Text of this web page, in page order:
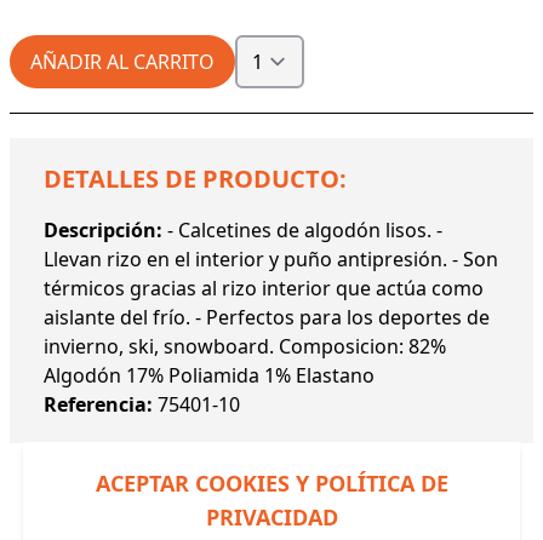
AÑADIR AL CARRITO
DETALLES DE PRODUCTO:
Descripción: - Calcetines de algodón lisos. -
Llevan rizo en el interior y puño antipresión. - Son
térmicos gracias al rizo interior que actúa como
aislante del frío. - Perfectos para los deportes de
invierno, ski, snowboard. Composicion: 82%
Algodón 17% Poliamida 1% Elastano
Referencia: 75401-10
ACEPTAR COOKIES Y POLÍTICA DE
PRIVACIDAD